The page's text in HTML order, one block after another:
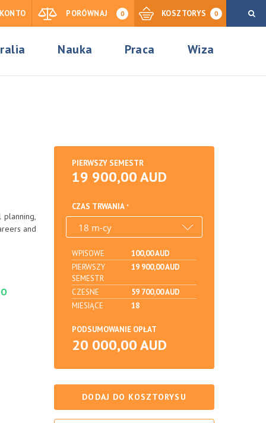
KONTO PORÓWNAJ 0 KOSZTORYS 0
Nauka Praca Wiza
and
PIERWSZY SEMESTR
19 900,00 AUD
CZAS TRWANIA
WPISOWE
100,00 AUD
PIERWSZY
SEMESTR
19 900,00 AUD
CZESNE
59 700,00 AUD
MIESIĄCE
18
PODSUMOWANIE OPŁAT
20 000,00 AUD
DODAJ DO KOSZTORYSU